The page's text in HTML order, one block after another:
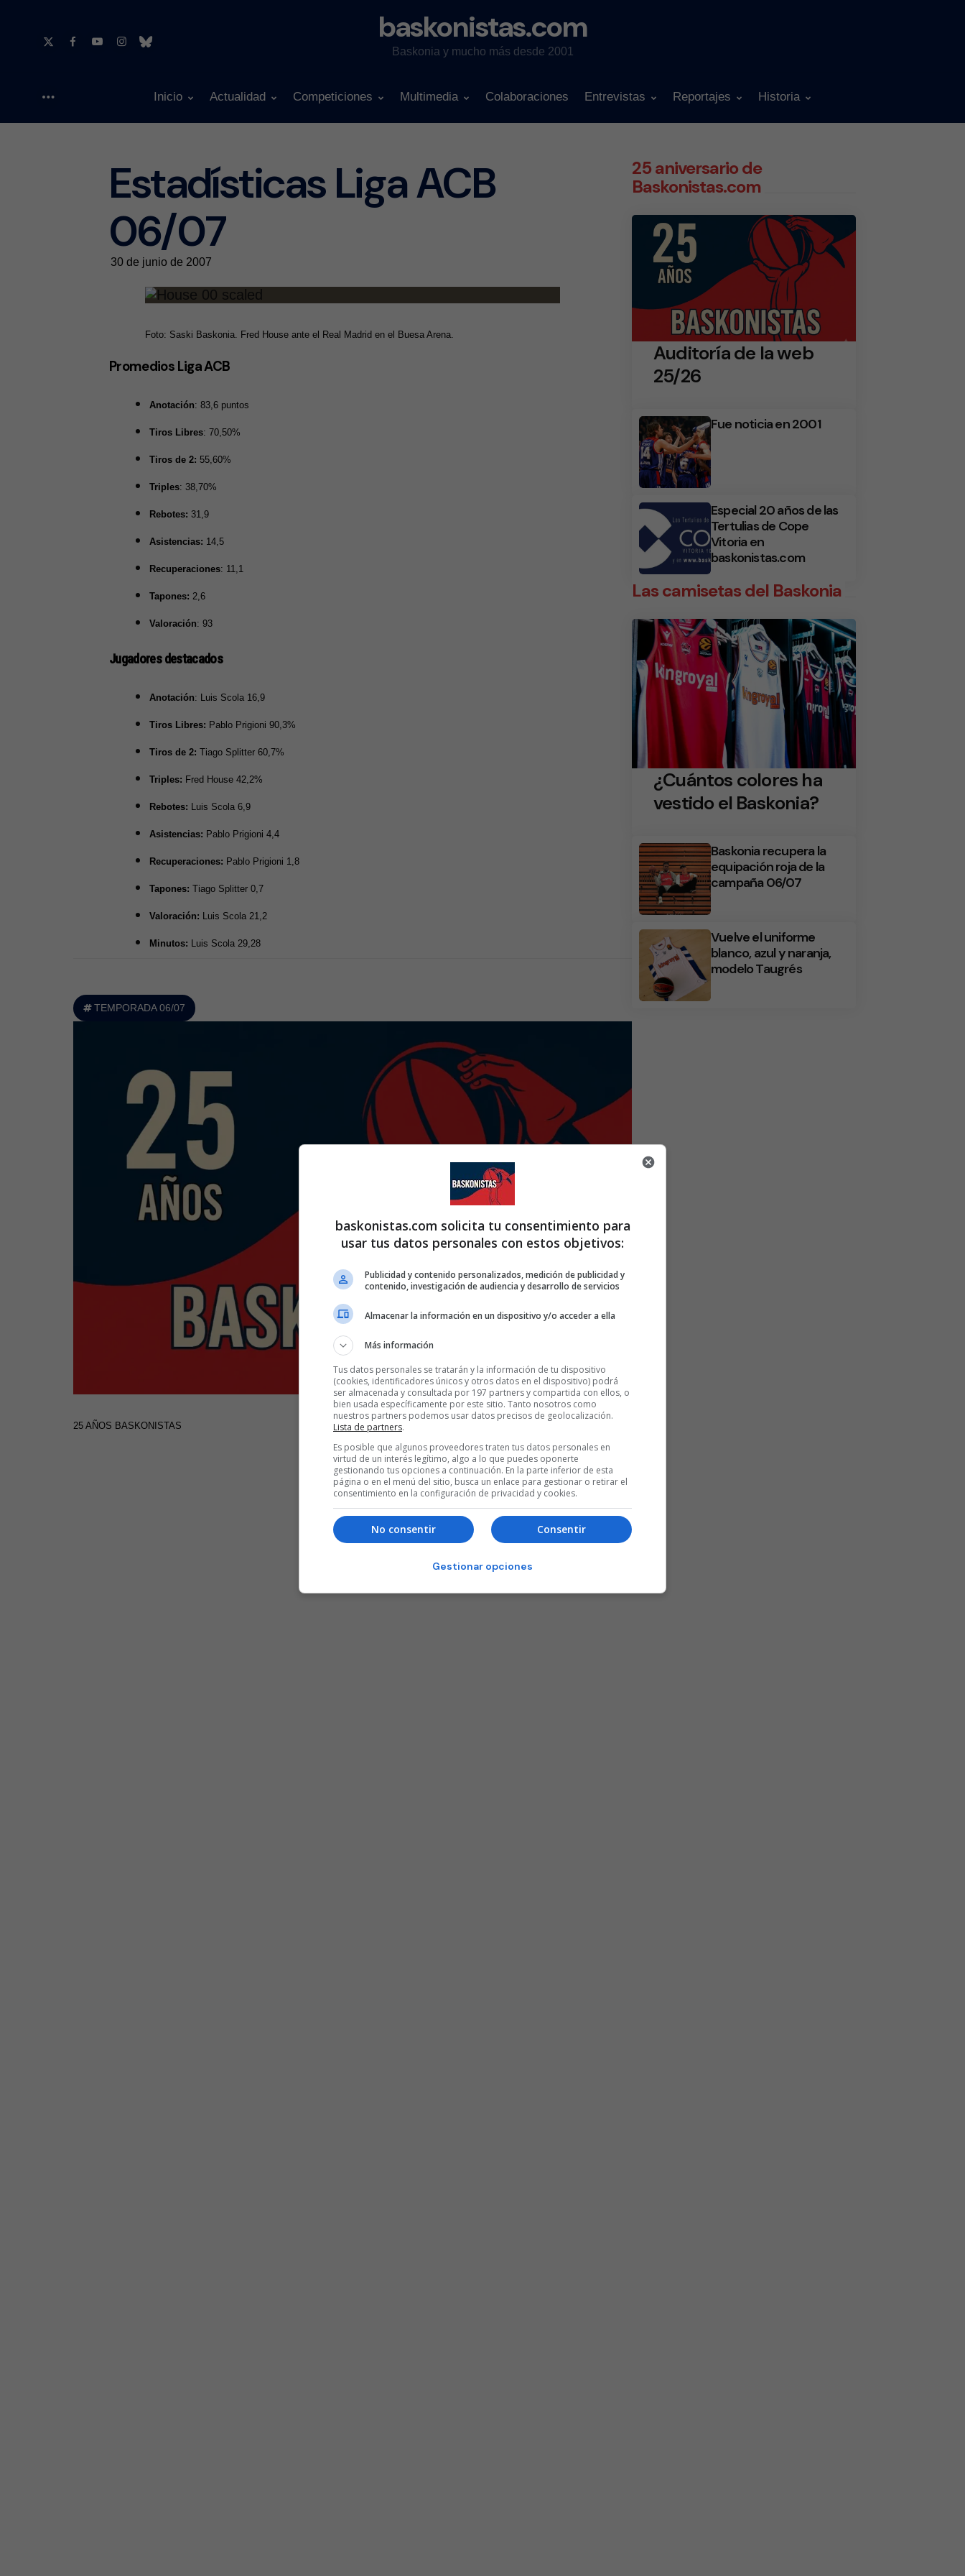
baskonistas.com
Baskonia y mucho más desde 2001
Inicio Actualidad Competiciones Multimedia Colaboraciones Entrevistas Reportajes Historia
Estadísticas Liga ACB
06/07
30 de junio de 2007
Foto: Saski Baskonia. Fred House ante el Real Madrid en el Buesa Arena.
Promedios Liga ACB
Anotación: 83,6 puntos
Tiros Libres: 70,50%
Tiros de 2: 55,60%
Triples: 38,70%
Rebotes: 31,9
Asistencias: 14,5
Recuperaciones: 11,1
Tapones: 2,6
Valoración: 93
Jugadores destacados
Anotación: Luis Scola 16,9
Tiros Libres: Pablo Prigioni 90,3%
Tiros de 2: Tiago Splitter 60,7%
Triples: Fred House 42,2%
Rebotes: Luis Scola 6,9
Asistencias: Pablo Prigioni 4,4
Recuperaciones: Pablo Prigioni 1,8
Tapones: Tiago Splitter 0,7
Valoración: Luis Scola 21,2
Minutos: Luis Scola 29,28
TEMPORADA 06/07
25 AÑOS BASKONISTAS
25 aniversario de
Baskonistas.com
Auditoría de la web
25/26
Fue noticia en 2001
Especial 20 años de las
Tertulias de Cope
Vitoria en
baskonistas.com
Las camisetas del Baskonia
¿Cuántos colores ha
vestido el Baskonia?
Baskonia recupera la
equipación roja de la
campaña 06/07
Vuelve el uniforme
blanco, azul y naranja,
modelo Taugrés
baskonistas.com solicita tu consentimiento para
usar tus datos personales con estos objetivos:
Publicidad y contenido personalizados, medición de publicidad y
contenido, investigación de audiencia y desarrollo de servicios
Almacenar la información en un dispositivo y/o acceder a ella
Más información
Tus datos personales se tratarán y la información de tu dispositivo
(cookies, identificadores únicos y otros datos en el dispositivo) podrá
ser almacenada y consultada por 197 partners y compartida con ellos, o
bien usada específicamente por este sitio. Tanto nosotros como
nuestros partners podemos usar datos precisos de geolocalización.
Lista de partners.
Es posible que algunos proveedores traten tus datos personales en
virtud de un interés legítimo, algo a lo que puedes oponerte
gestionando tus opciones a continuación. En la parte inferior de esta
página o en el menú del sitio, busca un enlace para gestionar o retirar el
consentimiento en la configuración de privacidad y cookies.
Consentir
No consentir
Gestionar opciones